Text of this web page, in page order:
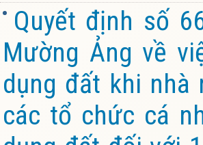
Quyết định số
Mường Ảng về
dụng đất khi
các tổ chức cá